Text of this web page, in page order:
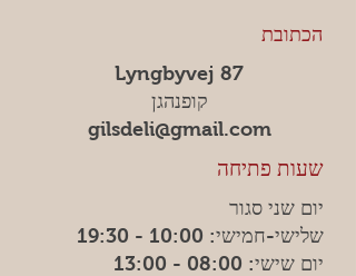
הכתובת
Lyngbyvej 87
קופנהגן
gilsdeli@gmail.com
שעות פתיחה
יום שני סגור
שלישי-חמישי: 10:00 - 19:30
יום שישי: 08:00 - 13:00